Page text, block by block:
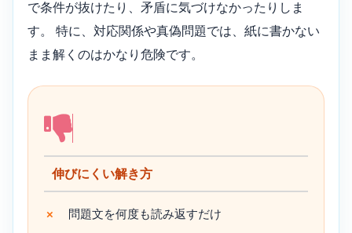
で条件が抜けたり、矛盾に気づけなかったりしま
す。 特に、対応関係や真偽問題では、紙に書かない
まま解くのはかなり危険です。
伸びにくい解き方
問題文を何度も読み返すだけ